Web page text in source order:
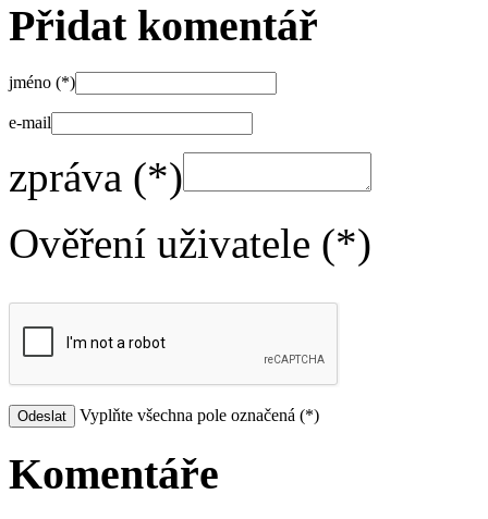
Přidat komentář
jméno (*)
e-mail
zpráva (*)
Ověření uživatele (*)
Vyplňte všechna pole označená (*)
Komentáře